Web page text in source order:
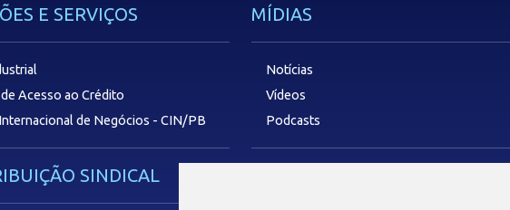
E SERVIÇOS
Acesso ao Crédito
de Negócios - CIN/PB
SINDICAL
MÍDIAS
Notícias
Vídeos
Podcasts